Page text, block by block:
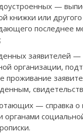
—
книжки или
последнее
заявителей —
организации,
проживание
— справка о
органами